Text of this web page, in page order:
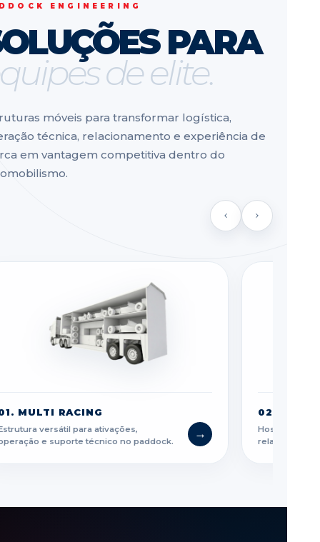
ENGINEERING
PARA
de elite.
móveis para transformar logística,
técnica, relacionamento e experiência de
em vantagem competitiva dentro do
MULTI RACING
versátil para ativações,
e suporte técnico no paddock.
→
02.
Hospitality